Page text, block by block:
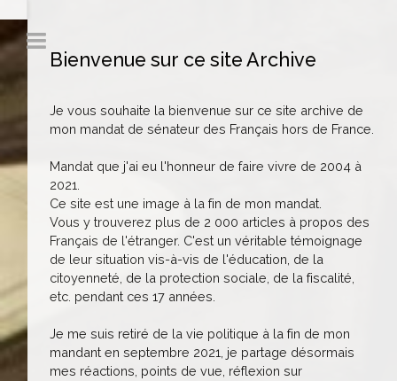
Bienvenue sur ce site Archive
Je vous souhaite la bienvenue sur ce site archive de
mon mandat de sénateur des Français hors de France.
Mandat que j'ai eu l'honneur de faire vivre de 2004 à
2021.
Ce site est une image à la fin de mon mandat.
Vous y trouverez plus de 2 000 articles à propos des
Français de l'étranger. C'est un véritable témoignage
de leur situation vis-à-vis de l'éducation, de la
citoyenneté, de la protection sociale, de la fiscalité,
etc. pendant ces 17 années.
Je me suis retiré de la vie politique à la fin de mon
mandant en septembre 2021, je partage désormais
mes réactions, points de vue, réflexion sur